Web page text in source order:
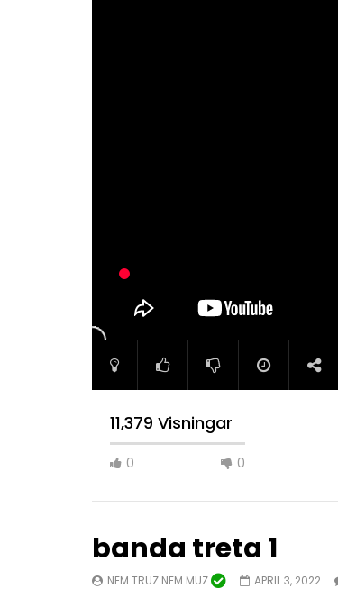
11,379 Visningar
0 0
banda treta 1
NEM TRUZ NEM MUZ APRIL 3, 2022